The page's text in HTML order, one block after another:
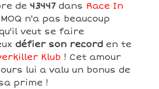
de 43447 dans Race In
n'a pas beaucoup
veut se faire
défier son record en te
Klub ! Cet amour
lui a valu un bonus de
prime !